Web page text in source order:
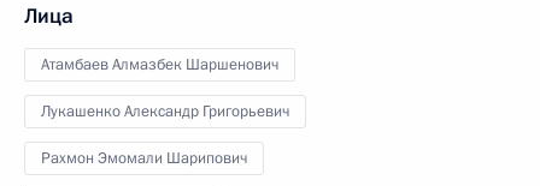
Лица
Атамбаев Алмазбек Шаршенович
Лукашенко Александр Григорьевич
Рахмон Эмомали Шарипович